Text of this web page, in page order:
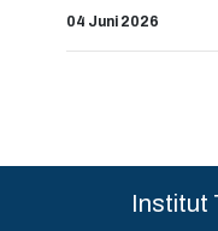
04 Juni 2026
Institut